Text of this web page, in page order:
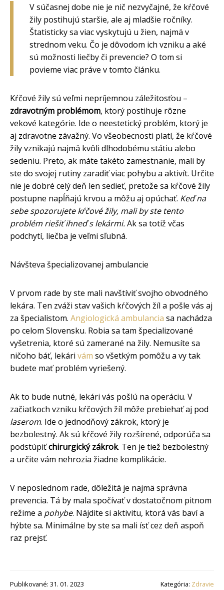
V súčasnej dobe nie je nič nezvyčajné, že kŕčové
žily postihujú staršie, ale aj mladšie ročníky.
Štatisticky sa viac vyskytujú u žien, najmä v
strednom veku. Čo je dôvodom ich vzniku a aké
sú možnosti liečby či prevencie? O tom si
povieme viac práve v tomto článku.
Kŕčové žily sú veľmi nepríjemnou záležitosťou –
zdravotným problémom, ktorý postihuje rôzne
vekové kategórie. Ide o neestetický problém, ktorý je
aj zdravotne závažný. Vo všeobecnosti platí, že kŕčové
žily vznikajú najmä kvôli dlhodobému státiu alebo
sedeniu. Preto, ak máte takéto zamestnanie, mali by
ste do svojej rutiny zaradiť viac pohybu a aktivít. Určite
nie je dobré celý deň len sedieť, pretože sa kŕčové žily
postupne napĺňajú krvou a môžu aj opúchať. Keď na
sebe spozorujete kŕčové žily, mali by ste tento
problém riešiť ihneď s lekármi.Ak sa totiž včas
podchytí, liečba je veľmi sľubná.
Návšteva špecializovanej ambulancie
V prvom rade by ste mali navštíviť svojho obvodného
lekára. Ten zváži stav vašich kŕčových žíl a pošle vás aj
za špecialistom. Angiologická ambulancia sa nachádza
po celom Slovensku. Robia sa tam špecializované
vyšetrenia, ktoré sú zamerané na žily. Nemusíte sa
ničoho báť, lekári vám so všetkým pomôžu a vy tak
budete mať problém vyriešený.
Ak to bude nutné, lekári vás pošlú na operáciu. V
začiatkoch vzniku kŕčových žíl môže prebiehať aj pod
laserom. Ide o jednodňový zákrok, ktorý je
bezbolestný. Ak sú kŕčové žily rozšírené, odporúča sa
podstúpiťchirurgický zákrok. Ten je tiež bezbolestný
a určite vám nehrozia žiadne komplikácie.
V neposlednom rade, dôležitá je najmä správna
prevencia. Tá by mala spočívať v dostatočnom pitnom
režime a pohybe. Nájdite si aktivitu, ktorá vás baví a
hýbte sa. Minimálne by ste sa mali ísť cez deň aspoň
raz prejsť.
Publikované: 31. 01. 2023 Kategória: Zdravie